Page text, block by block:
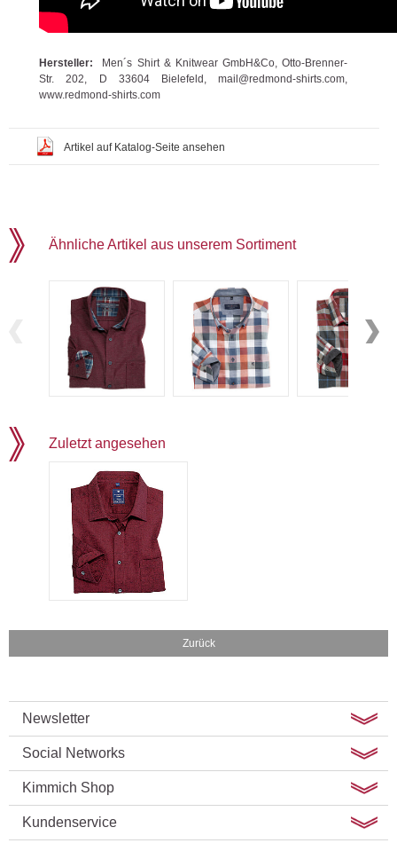
Hersteller: Men´s Shirt & Knitwear GmbH&Co, Otto-Brenner-
Str. 202, D 33604 Bielefeld, mail@redmond-shirts.com,
www.redmond-shirts.com
Artikel auf Katalog-Seite ansehen
Ähnliche Artikel aus unserem Sortiment
Zuletzt angesehen
Zurück
Newsletter
Social Networks
Kimmich Shop
Kundenservice